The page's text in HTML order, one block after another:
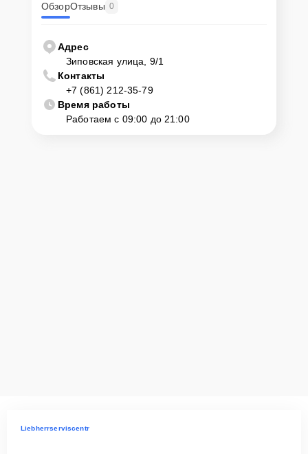
ОбзорОтзывы 0
Адрес
Зиповская улица, 9/1
Контакты
+7 (861) 212-35-79
Время работы
Работаем с 09:00 до 21:00
Liebherrserviscentr